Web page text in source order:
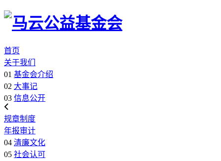
首页
关于我们
01 基金会介绍
02 大事记
03 信息公开
规章制度
年报审计
04 清廉文化
05 社会认可